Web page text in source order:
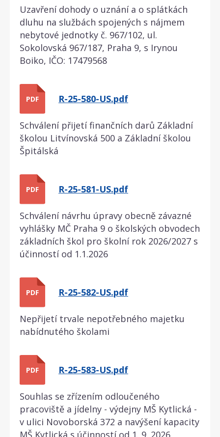
Uzavření dohody o uznání a o splátkách
dluhu na službách spojených s nájmem
nebytové jednotky č. 967/102, ul.
Sokolovská 967/187, Praha 9, s Irynou
Boiko, IČO: 17479568
PDF R-25-580-US.pdf
Schválení přijetí finančních darů Základní
školou Litvínovská 500 a Základní školou
Špitálská
PDF R-25-581-US.pdf
Schválení návrhu úpravy obecně závazné
vyhlášky MČ Praha 9 o školských obvodech
základních škol pro školní rok 2026/2027 s
účinností od 1.1.2026
PDF R-25-582-US.pdf
Nepřijetí trvale nepotřebného majetku
nabídnutého školami
PDF R-25-583-US.pdf
Souhlas se zřízením odloučeného
pracoviště a jídelny - výdejny MŠ Kytlická -
v ulici Novoborská 372 a navýšení kapacity
MŠ Kytlická s účinností od 1. 9. 2026